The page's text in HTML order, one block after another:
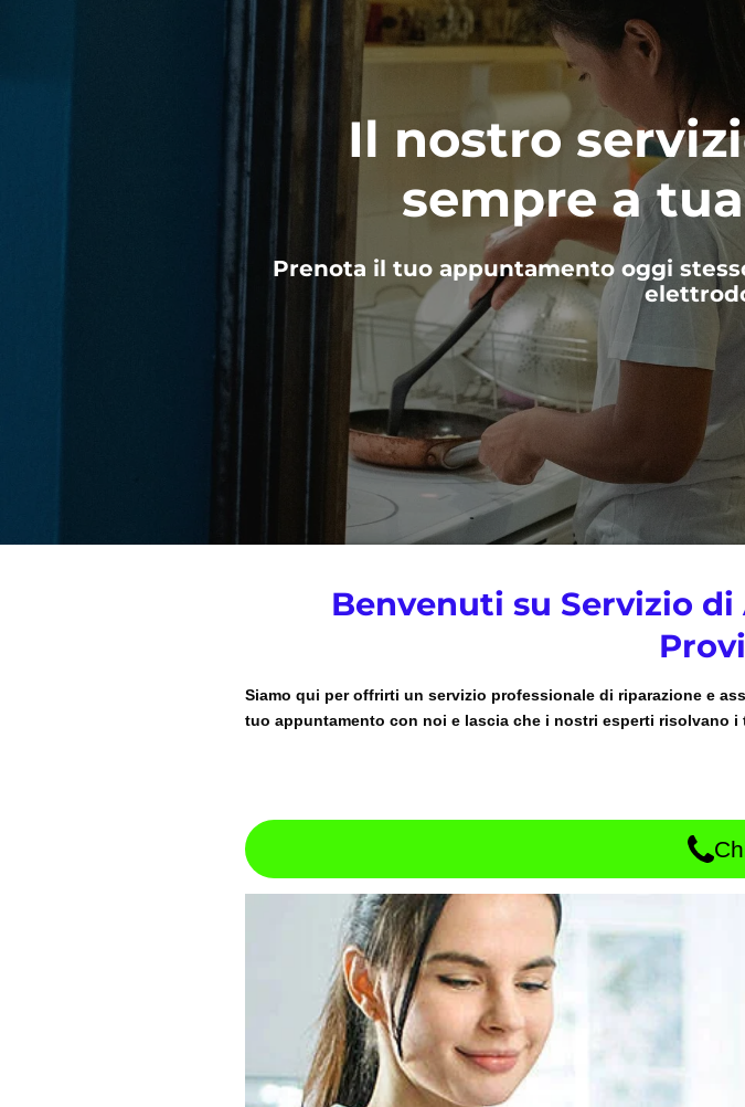
Il nostro
sempre a
Prenota il tuo appuntamento oggi
Benvenuti su Servizio di
Siamo qui per offrirti un servizio professionale di riparazione e
tuo appuntamento con noi e lascia che i nostri esperti risolvano